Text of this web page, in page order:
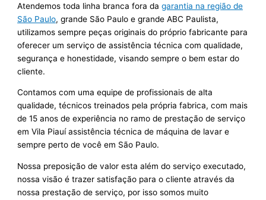
Atendemos toda linha branca fora dagarantia na região de
São Paulo, grande São Paulo e grande ABC Paulista,
utilizamos sempre peças originais do próprio fabricante para
oferecer um serviço de assistência técnica com qualidade,
segurança e honestidade, visando sempre o bem estar do
cliente.
Contamos com uma equipe de profissionais de alta
qualidade, técnicos treinados pela própria fabrica, com mais
de 15 anos de experiência no ramo de prestação de serviço
em Vila Piauí assistência técnica de máquina de lavar e
sempre perto de você em São Paulo.
Nossa preposição de valor esta além do serviço executado,
nossa visão é trazer satisfação para o cliente através da
nossa prestação de serviço, por isso somos muito